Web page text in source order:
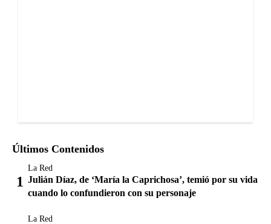
Últimos Contenidos
La Red
Julián Díaz, de ‘María la Caprichosa’, temió por su vida
cuando lo confundieron con su personaje
La Red